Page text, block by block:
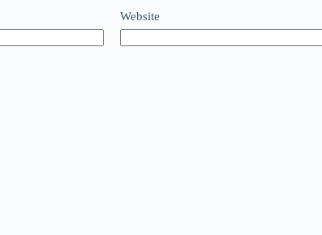
Website